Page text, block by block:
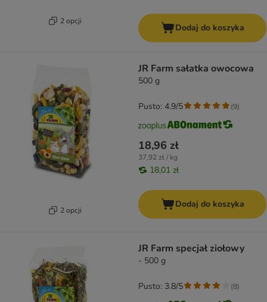
2 opcji
Dodaj do koszyka
2 opcji
JR Farm sałatka owocowa
500 g
18,96 zł
37,92 zł / kg
18,01 zł
Pusto: 4.9/5 (9)
Dodaj do koszyka
JR Farm specjał ziołowy
- 500 g
Pusto: 3.8/5 (8)